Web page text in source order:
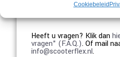
Cookiebeleid
Heeft u vragen? Klik dan
vragen" (F.A.Q.). Of mail
info@scooterflex.nl.